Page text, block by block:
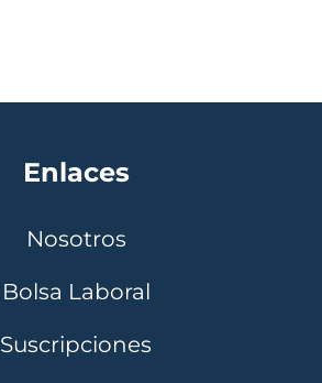
Enlaces
Nosotros
Bolsa Laboral
Suscripciones